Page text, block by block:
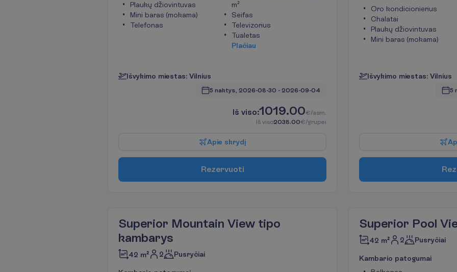
Plaukų džiovintuvas
Mini baras (mokama)
Telefonas
m²
Seifas
Televizorius
Tualetas
Plačiau
Išvykimo miestas: Vilnius
5 naktys, 2026-08-30 - 2026-09-04
Iš viso:1019.00€/asm.
Iš viso2038.00€/grupei
Apie skrydį
Rezervuoti
Oro kondicionierius
Chalatai
Plaukų džiovintuvas
Mini baras (mokama)
Išvykimo miestas: Vilnius
5
Ap
Rez
Superior Mountain View tipo
kambarys
42 m² 2 Pusryčiai
Superior Pool
42 m² 2 Pusryčiai
Kambario patogumai